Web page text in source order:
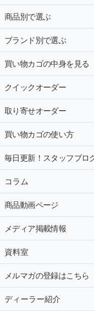
商品別で選ぶ
ブランド別で選ぶ
買い物カゴの中身を見る
クイックオーダー
取り寄せオーダー
買い物カゴの使い方
毎日更新！スタッフブロ
コラム
商品動画ページ
メディア掲載情報
資料室
メルマガの登録はこちら
ディーラー紹介